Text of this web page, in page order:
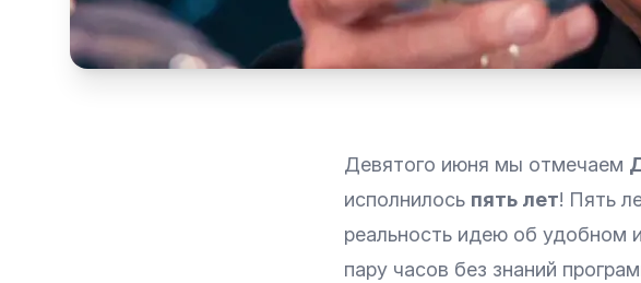
Девятого июня мы отмечаем
исполнилось пять лет! Пять
реальность идею об удобном
пару часов без знаний